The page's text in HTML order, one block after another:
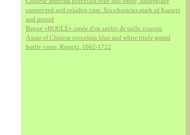
copper-red and celadon vase. Six-character mark of Kangxi
and period
Bague «BOULE» ornée d'un saphir de taille coussin
A pair of Chinese porcelain blue and white triple-gourd
bottle vases, Kangxi, 1662-1722